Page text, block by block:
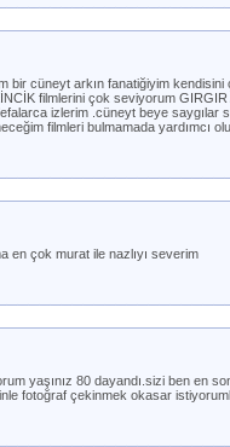
bir cüneyt arkın fanatiğiyim
filmlerini çok seviyorum
izlerim .cüneyt beye
filmleri bulmamada yardımcı
en çok murat ile nazlıyı severim
yaşınız 80 dayandı.sizi ben en
fotoğraf çekinmek okasar